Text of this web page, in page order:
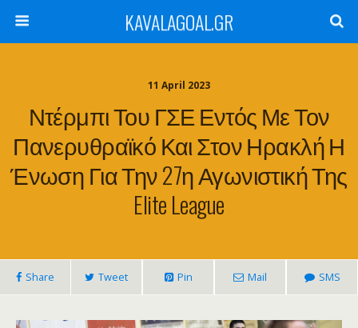
KAVALAGOAL.GR
11 April 2023
Ντέρμπι Του ΓΣΕ Εντός Με Τον
Πανερυθραϊκό Και Στον Ηρακλή Η
Ένωση Για Την 27η Αγωνιστική Της
Elite League
Share Tweet Pin Mail SMS